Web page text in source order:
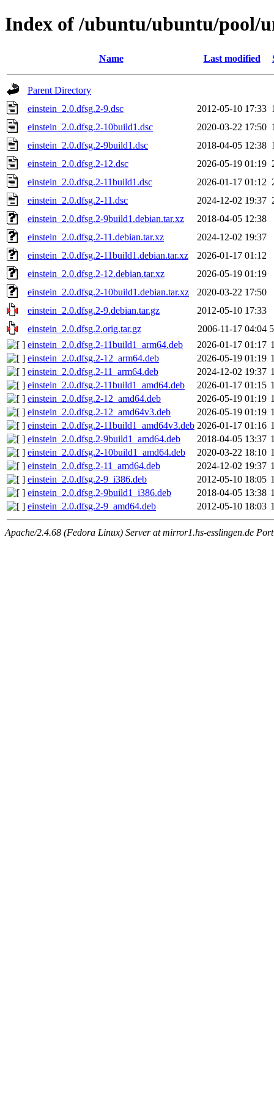
Index of /ubuntu/ubuntu/pool/
Name Last modified
Parent Directory
einstein_2.0.dfsg.2-9.dsc
2012-05-10 17:33
einstein_2.0.dfsg.2-10build1.dsc
2020-03-22 17:50
einstein_2.0.dfsg.2-9build1.dsc
2018-04-05 12:38
einstein_2.0.dfsg.2-12.dsc
2026-05-19 01:19
einstein_2.0.dfsg.2-11build1.dsc
2026-01-17 01:12
einstein_2.0.dfsg.2-11.dsc
2024-12-02 19:37
einstein_2.0.dfsg.2-9build1.debian.tar.xz
2018-04-05 12:38
einstein_2.0.dfsg.2-11.debian.tar.xz
2024-12-02 19:37
einstein_2.0.dfsg.2-11build1.debian.tar.xz
2026-01-17 01:12
einstein_2.0.dfsg.2-12.debian.tar.xz
2026-05-19 01:19
einstein_2.0.dfsg.2-10build1.debian.tar.xz
2020-03-22 17:50
einstein_2.0.dfsg.2-9.debian.tar.gz
2012-05-10 17:33
einstein_2.0.dfsg.2.orig.tar.gz
2006-11-17 04:04
einstein_2.0.dfsg.2-11build1_arm64.deb
2026-01-17 01:17
einstein_2.0.dfsg.2-12_arm64.deb
2026-05-19 01:19
einstein_2.0.dfsg.2-11_arm64.deb
2024-12-02 19:37
einstein_2.0.dfsg.2-11build1_amd64.deb
2026-01-17 01:15
einstein_2.0.dfsg.2-12_amd64.deb
2026-05-19 01:19
einstein_2.0.dfsg.2-12_amd64v3.deb
2026-05-19 01:19
einstein_2.0.dfsg.2-11build1_amd64v3.deb 2026-01-17 01:16
einstein_2.0.dfsg.2-9build1_amd64.deb
2018-04-05 13:37
einstein_2.0.dfsg.2-10build1_amd64.deb
2020-03-22 18:10
einstein_2.0.dfsg.2-11_amd64.deb
2024-12-02 19:37
einstein_2.0.dfsg.2-9_i386.deb
2012-05-10 18:05
einstein_2.0.dfsg.2-9build1_i386.deb
2018-04-05 13:38
einstein_2.0.dfsg.2-9_amd64.deb
2012-05-10 18:03
Apache/2.4.68 (Fedora Linux) Server at mirror1.hs-esslingen.de